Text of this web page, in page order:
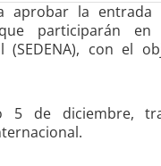
aprobar la
participarán
(SEDENA), con el
5 de diciembre,